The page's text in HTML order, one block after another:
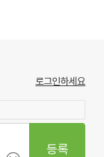
로그인하세요
등록